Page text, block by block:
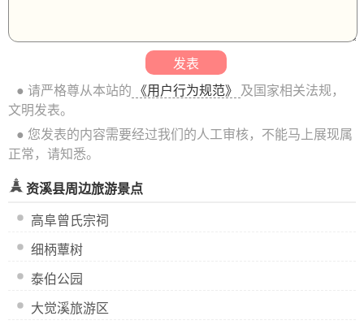
● 请严格尊从本站的 《用户行为规范》
及国家相关法规，
文明发表。
● 您发表的内容需要经过我们的人工审核，不能马上展现属
正常，请知悉。
资溪县周边旅游景点
高阜曾氏宗祠
细柄蕈树
泰伯公园
大觉溪旅游区